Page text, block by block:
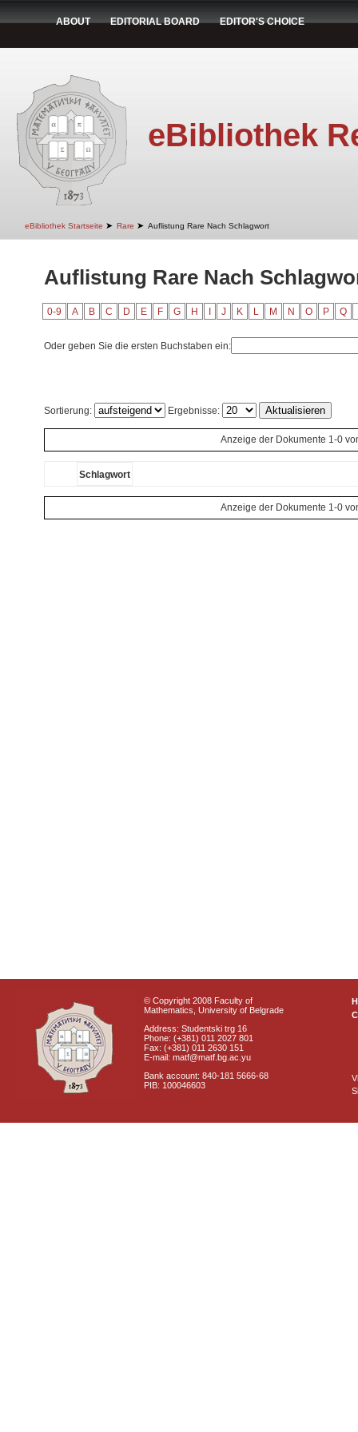
ABOUT EDITORIAL BOARD EDITOR'S CHOICE
eBibliothek
eBibliothek Startseite ➤ Rare ➤ Auflistung Rare Nach Schlagwort
Auflistung Rare Nach
0-9 A B C D E F G H J K L M N O P Q
Oder geben Sie die ersten Buchstaben ein:
Sortierung: Ergebnisse:
Anzeige der Dokumente 1-0
Schlagwort
Anzeige der Dokumente 1-0
© Copyright 2008 Faculty of
Mathematics, University of Belgrade
Address: Studentski trg 16
Phone: (+381) 011 2027 801
Fax: (+381) 011 2630 151
E-mail: matf@matf.bg.ac.yu
Bank account: 840-181 5666-68
PIB: 100046603